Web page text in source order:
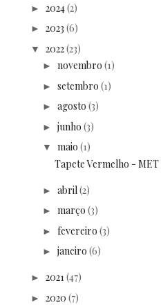
► 2024(2)
► 2023 (6)
▼ 2022(23)
► novembro (1)
► setembro (1)
► agosto (3)
► junho (3)
▼ maio (1)
Tapete Vermelho - MET
► abril (2)
► março (3)
► fevereiro (3)
► janeiro (6)
► 2021(47)
► 2020 (7)